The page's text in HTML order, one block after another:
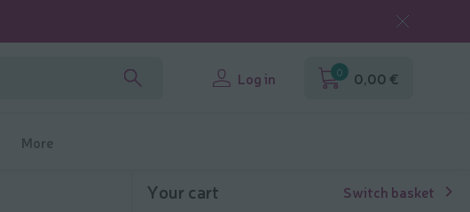
Log in 0 0,00 €
More
Your cart Switch basket